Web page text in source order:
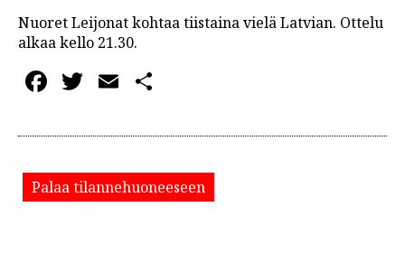
Nuoret Leijonat kohtaa tiistaina vielä Latvian. Ottelu
alkaa kello 21.30.
Facebook
Twitter
Email
Palaa tilannehuoneeseen